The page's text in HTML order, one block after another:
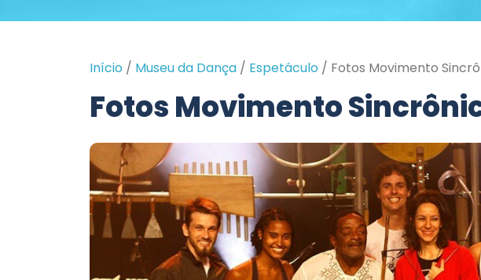
Início / Museu da Dança / Espetáculo / Fotos Movimento
Fotos Movimento